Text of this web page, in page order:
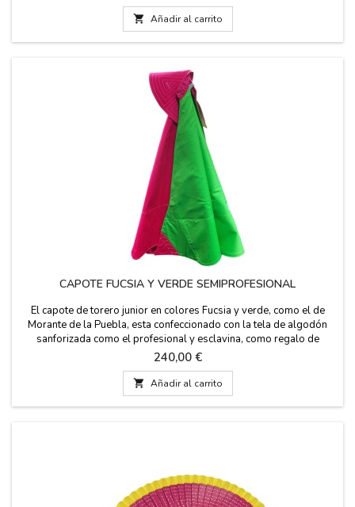
de toreros. PUEDES PERSONALIZARLO CON UN NOMBRE,
APELLIDO O APODO por 5,95€ con DOS O TRES...
 Añadir al carrito
CAPOTE FUCSIA Y VERDE SEMIPROFESIONAL
El capote de torero junior en colores Fucsia y verde, como el de
Morante de la Puebla, esta confeccionado con la tela de algodón
sanforizada como el profesional y esclavina, como regalo de
cumpleaños, empresa o para decoración. Esta Hecho en España a
mano por sastre de toreros. Medida: alto 112 cm Peso 3-4 kg y
vuelo curva 4 m 60 cm (medida 190 cm)...
Precio
240,00 €
 Añadir al carrito